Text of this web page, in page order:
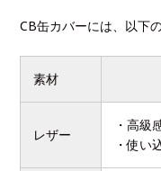
CB缶カバーには、以下
素材
レザー
・高級
・使い